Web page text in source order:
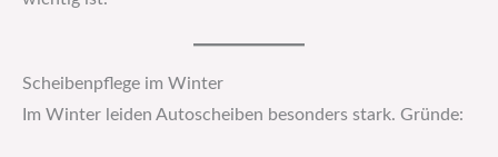
Scheibenpflege im Winter
Im Winter leiden Autoscheiben besonders stark. Gründe: